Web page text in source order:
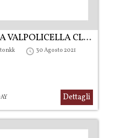
AMARONE DELLA VALPOLICELLA CLASSICO DOCG 2000 R...
30 Agosto 2021
Dettagli